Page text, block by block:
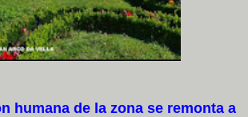
de la zona se remonta a